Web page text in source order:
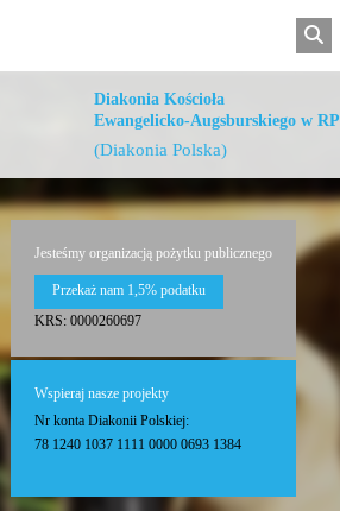
Diakonia Kościoła
Ewangelicko-Augsburskiego w RP
(Diakonia Polska)
Jesteśmy organizacją pożytku publicznego
Przekaż nam 1,5% podatku
KRS: 0000260697
Wspieraj nasze projekty
Nr konta Diakonii Polskiej:
78 1240 1037 1111 0000 0693 1384